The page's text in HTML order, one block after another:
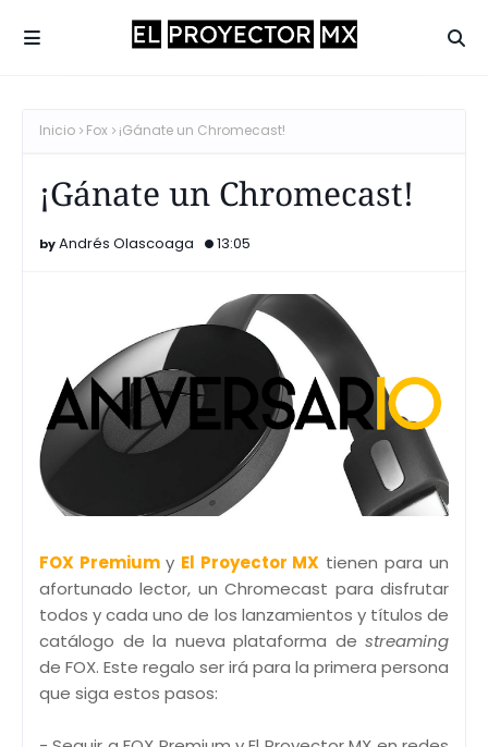
Inicio Fox ¡Gánate un Chromecast!
¡Gánate un Chromecast!
Andrés Olascoaga 13:05
FOX Premium y El Proyector MX tienen para un
afortunado lector, un Chromecast para disfrutar
todos y cada uno de los lanzamientos y títulos de
catálogo de la nueva plataforma de streaming
de FOX. Este regalo ser irá para la primera persona
que siga estos pasos: